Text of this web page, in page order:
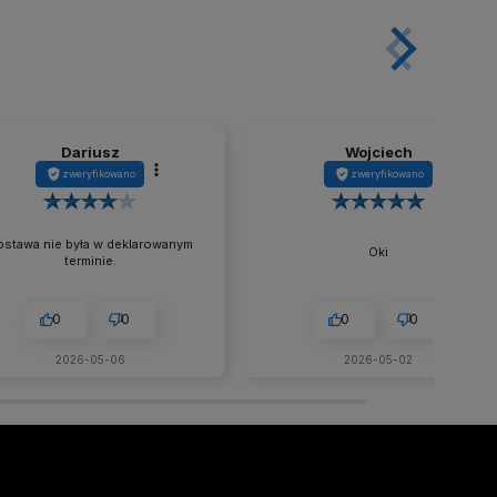
Dariusz
zweryfikowano
nie była w deklarowanym
terminie.
0 0
2026-05-06
Wojciech
zweryfikowano
Oki
0 0
2026-05-02